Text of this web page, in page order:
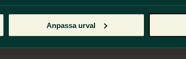
Anpassa urval